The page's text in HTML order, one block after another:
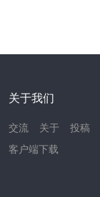
关于我们
交流 关于
投稿
客户端下载